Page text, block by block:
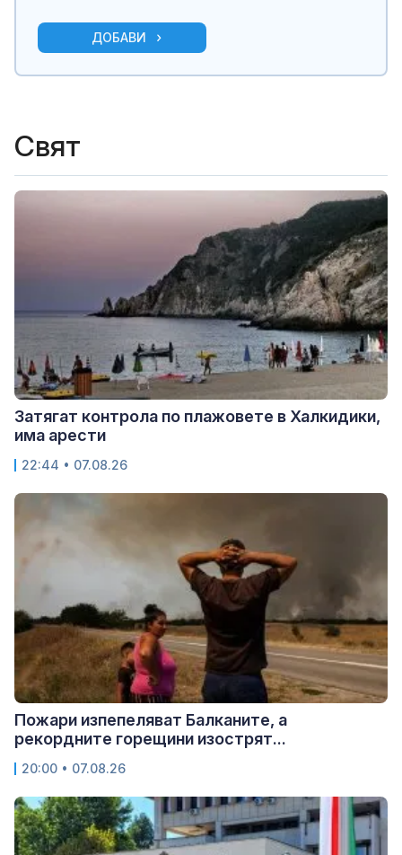
ДОБАВИ
Свят
Затягат контрола по плажовете в Халкидики,
има арести
22:44 • 07.08.26
Пожари изпепеляват Балканите, а
рекордните горещини изострят...
20:00 • 07.08.26